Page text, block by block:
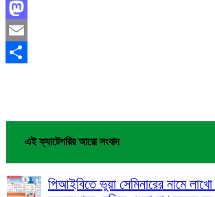
Facebook
Mastodon
Email
এই ক্যাটেগরির আরো সংবাদ
পিআইবিতে ভুয়া সেমিনারের নামে লাখো